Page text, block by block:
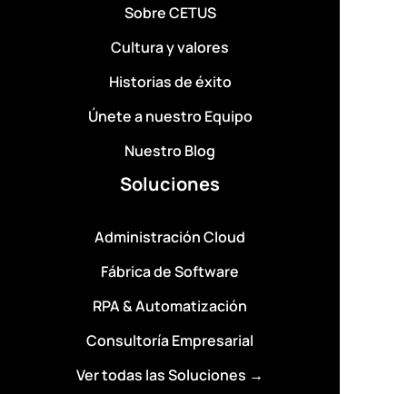
Sobre CETUS
Cultura y valores
Historias de éxito
Únete a nuestro Equipo
Nuestro Blog
Soluciones
Administración Cloud
Fábrica de Software
RPA & Automatización
Consultoría Empresarial
Ver todas las Soluciones →